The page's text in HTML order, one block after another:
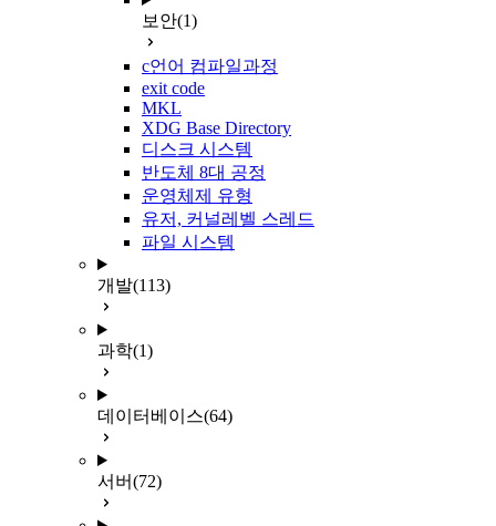
보안(1)
c언어 컴파일과정
exit code
MKL
XDG Base Directory
디스크 시스템
반도체 8대 공정
운영체제 유형
유저, 커널레벨 스레드
파일 시스템
개발(113)
과학(1)
데이터베이스(64)
서버(72)